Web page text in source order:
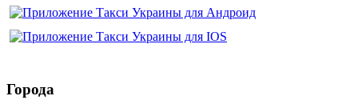
Города